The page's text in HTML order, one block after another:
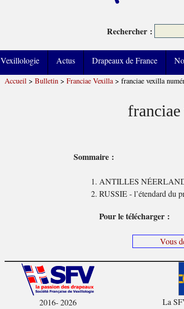
Rechercher :
Vexillologie Actus Drapeaux de France
Accueil > Bulletin > Franciae Vexilla> franciae vexilla
Sommaire :
ANTILLES
RUSSIE - l’étendard du
Pour le télécharger :
Vous
2016- 2026
La